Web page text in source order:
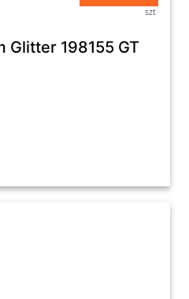
szt
Glitter 198155 GT